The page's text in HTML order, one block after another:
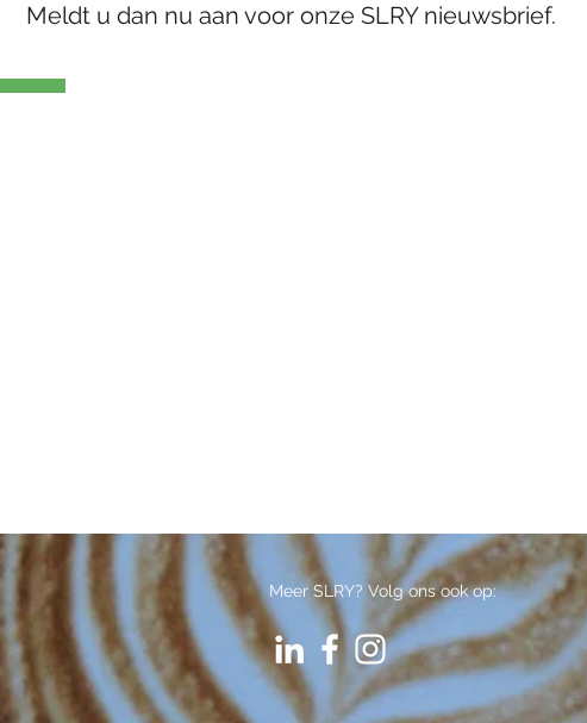
Meldt u dan nu aan voor onze SLRY nieuwsbrief.
Meer SLRY? Volg ons ook op: